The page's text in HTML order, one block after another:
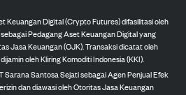
Keuangan Digital (Crypto Futures) difasilitasi oleh
Pedagang Aset Keuangan Digital yang
Jasa Keuangan (OJK). Transaksi dicatat oleh
oleh Kliring Komoditi Indonesia (KKI).
Sarana Santosa Sejati sebagai Agen Penjual Efek
dan diawasi oleh Otoritas Jasa Keuangan